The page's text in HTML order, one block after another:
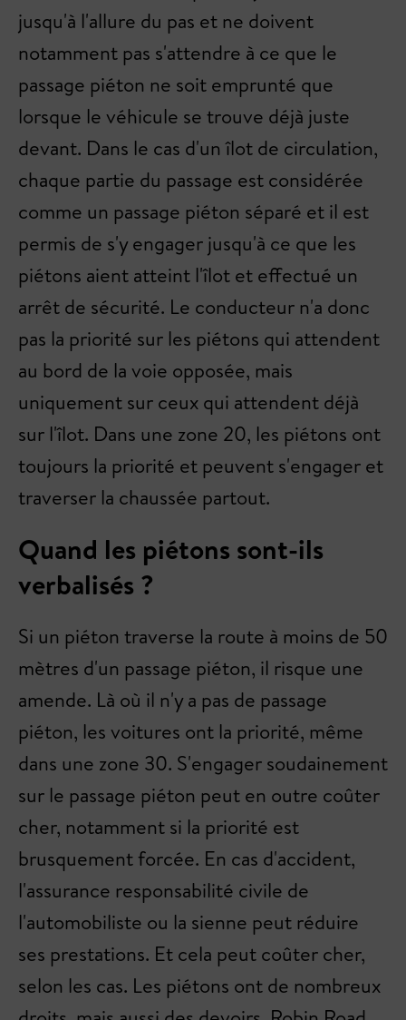
jusqu'à l'allure du pas et ne doivent
notamment pas s'attendre à ce que le
passage piéton ne soit emprunté que
lorsque le véhicule se trouve déjà juste
devant. Dans le cas d'un îlot de circulation,
chaque partie du passage est considérée
comme un passage piéton séparé et il est
permis de s'y engager jusqu'à ce que les
piétons aient atteint l'îlot et effectué un
arrêt de sécurité. Le conducteur n'a donc
pas la priorité sur les piétons qui attendent
au bord de la voie opposée, mais
uniquement sur ceux qui attendent déjà
sur l'îlot. Dans une zone 20, les piétons ont
toujours la priorité et peuvent s'engager et
traverser la chaussée partout.
Quand les piétons sont-ils
verbalisés ?
Si un piéton traverse la route à moins de 50
mètres d'un passage piéton, il risque une
amende. Là où il n'y a pas de passage
piéton, les voitures ont la priorité, même
dans une zone 30. S'engager soudainement
sur le passage piéton peut en outre coûter
cher, notamment si la priorité est
brusquement forcée. En cas d'accident,
l'assurance responsabilité civile de
l'automobiliste ou la sienne peut réduire
ses prestations. Et cela peut coûter cher,
selon les cas. Les piétons ont de nombreux